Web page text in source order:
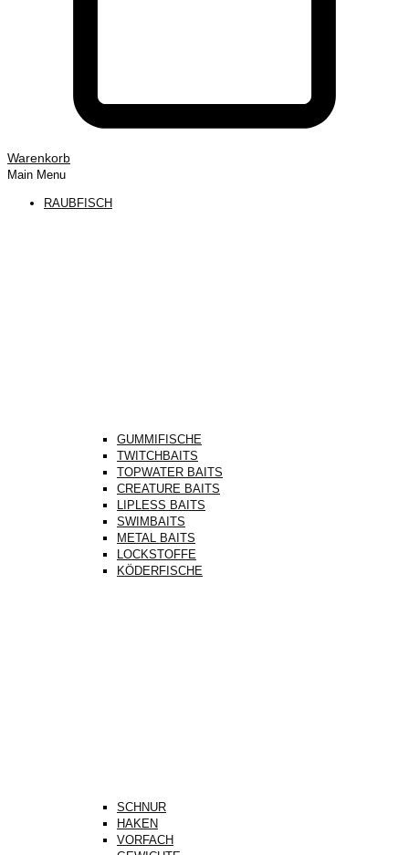
Warenkorb
Main Menu
RAUBFISCH
GUMMIFISCHE
TWITCHBAITS
TOPWATER BAITS
CREATURE BAITS
LIPLESS BAITS
SWIMBAITS
METAL BAITS
LOCKSTOFFE
KÖDERFISCHE
SCHNUR
HAKEN
VORFACH